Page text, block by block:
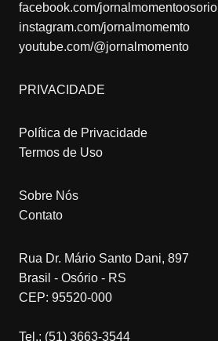
facebook.com/jornalmomentoosorio
instagram.com/jornalmomemto
youtube.com/@jornalmomento
PRIVACIDADE
Política de Privacidade
Termos de Uso
Sobre Nós
Contato
Rua Dr. Mário Santo Dani, 897
Brasil - Osório - RS
CEP: 95520-000
Tel.: (51) 3663-3544